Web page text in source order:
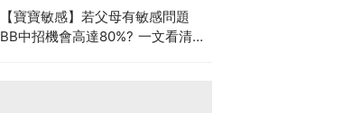
【寶寶敏感】若父母有敏感問題
BB中招機會高達80%? 一文看清預